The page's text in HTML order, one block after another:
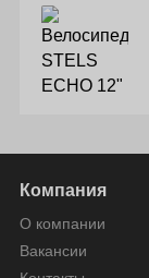
Компания
О компании
Вакансии